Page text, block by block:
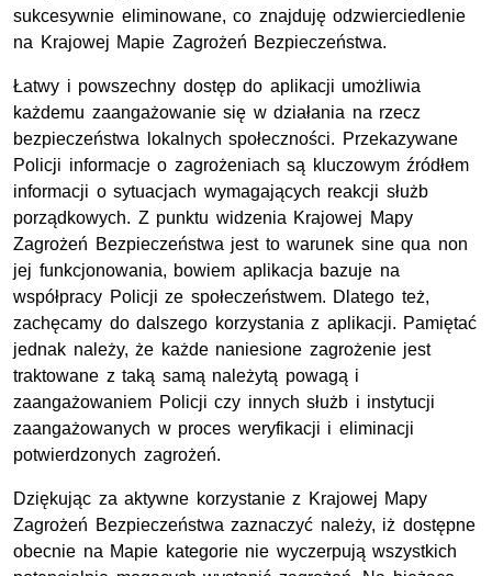
sukcesywnie eliminowane, co znajduję odzwierciedlenie
na Krajowej Mapie Zagrożeń Bezpieczeństwa.
Łatwy i powszechny dostęp do aplikacji umożliwia
każdemu zaangażowanie się w działania na rzecz
bezpieczeństwa lokalnych społeczności. Przekazywane
Policji informacje o zagrożeniach są kluczowym źródłem
informacji o sytuacjach wymagających reakcji służb
porządkowych. Z punktu widzenia Krajowej Mapy
Zagrożeń Bezpieczeństwa jest to warunek sine qua non
jej funkcjonowania, bowiem aplikacja bazuje na
współpracy Policji ze społeczeństwem. Dlatego też,
zachęcamy do dalszego korzystania z aplikacji. Pamiętać
jednak należy, że każde naniesione zagrożenie jest
traktowane z taką samą należytą powagą i
zaangażowaniem Policji czy innych służb i instytucji
zaangażowanych w proces weryfikacji i eliminacji
potwierdzonych zagrożeń.
Dziękując za aktywne korzystanie z Krajowej Mapy
Zagrożeń Bezpieczeństwa zaznaczyć należy, iż dostępne
obecnie na Mapie kategorie nie wyczerpują wszystkich